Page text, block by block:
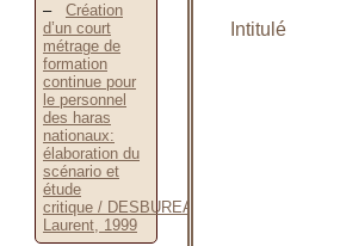
Création
d’un court
métrage de
formation
continue pour
le personnel
des haras
nationaux:
élaboration du
scénario et
étude
critique / DESBUREAUX
Laurent, 1999
Intitulé